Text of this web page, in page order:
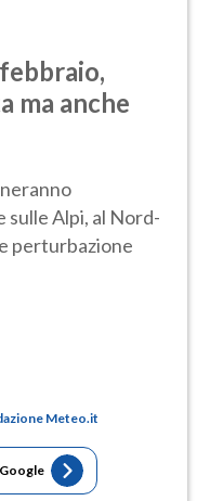
ma anche
sulle Alpi, al Nord-
perturbazione
Meteo.it
Google